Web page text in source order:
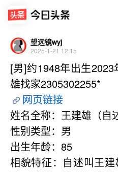
望远镜wyj
2025-1-21 12:15
[男]约1948年出生
雄找家2305302255*
网页链接
姓名全称：王建雄（自
性别类型：男
出生年龄：85
相貌特征：自述叫王